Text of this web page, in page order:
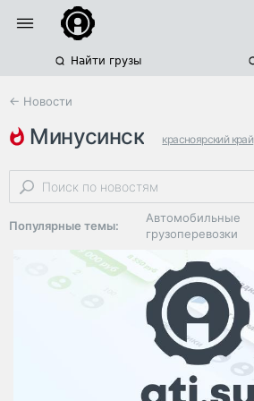
Найти грузы
← Новости
минусинск красноярский край
ухудшение погодных условий
Популярные темы:
Автомобильные
грузоперевозки
Региональная
логистика
ЭДО, ИТ в
логистике
Дороги,
инфраструктура